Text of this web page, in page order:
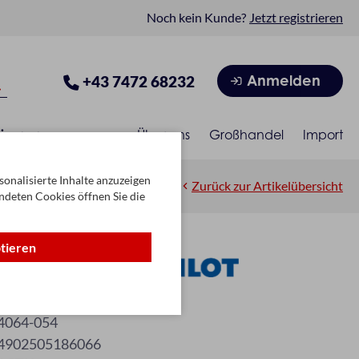
Noch kein Kunde? Jetzt registrieren
+43 7472 68232 Anmelden
Über uns Großhandel Import
Zurück zur Artikelübersicht
2,0 silber
054
Inhalte anzuzeigen
Cookies öffnen Sie die